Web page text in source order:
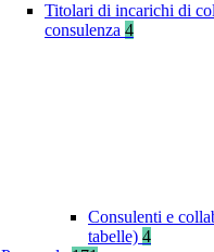
Titolari di incarichi di
consulenza 4
Consulenti e
tabelle) 4